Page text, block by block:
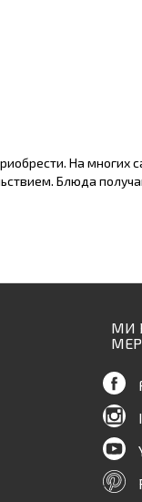
На многих
Блюда
МИ